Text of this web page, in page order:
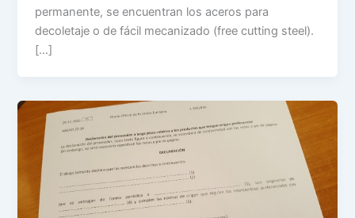
permanente, se encuentran los aceros para
decoletaje o de fácil mecanizado (free cutting steel).
[…]